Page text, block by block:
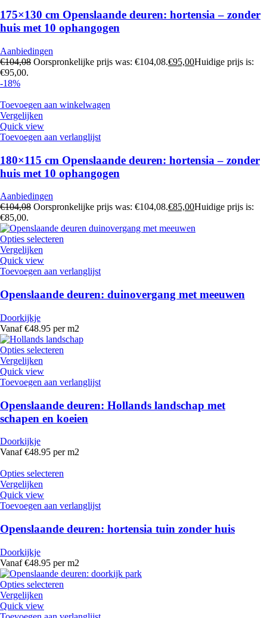
175×130 cm Openslaande deuren: hortensia – zonder
huis met 10 ophangogen
Aanbiedingen
€104,08 Oorspronkelijke prijs was: €104,08.€95,00Huidige prijs is:
€95,00.
-18%
Toevoegen aan winkelwagen
Vergelijken
Quick view
Toevoegen aan verlanglijst
180×115 cm Openslaande deuren: hortensia – zonder
huis met 10 ophangogen
Aanbiedingen
€104,08 Oorspronkelijke prijs was: €104,08.€85,00Huidige prijs is:
€85,00.
Opties selecteren
Vergelijken
Quick view
Toevoegen aan verlanglijst
Openslaande deuren: duinovergang met meeuwen
Doorkijkje
Vanaf €48.95 per m2
Opties selecteren
Vergelijken
Quick view
Toevoegen aan verlanglijst
Openslaande deuren: Hollands landschap met
schapen en koeien
Doorkijkje
Vanaf €48.95 per m2
Opties selecteren
Vergelijken
Quick view
Toevoegen aan verlanglijst
Openslaande deuren: hortensia tuin zonder huis
Doorkijkje
Vanaf €48.95 per m2
Opties selecteren
Vergelijken
Quick view